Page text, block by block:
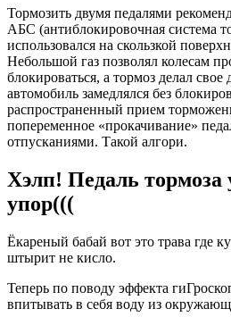
Тормозить двумя педалями
АБС (антиблокировочная система
использовался на скользкой
Небольшой газ позволял колесам
блокироваться, а тормоз делал свое
автомобиль замедлялся без
распространенный прием
попеременное «прокачивание»
отпусканиями. Такой алгори.
Хэлп! Педаль тормоза
упор(((
Ёкареный бабай вот это трава где
штырит не кисло.
Теперь по поводу эффекта
впитывать в себя воду из